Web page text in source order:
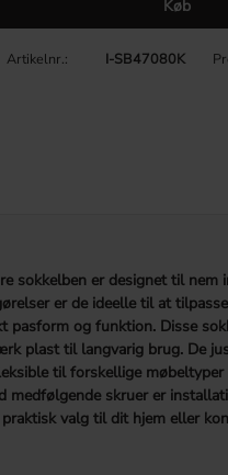
Køb
Artikelnr. I-SB47080K
sokkelben er designet til nem
er de ideelle til at
pasform og funktion. Disse
plast til langvarig brug. De
til forskellige møbeltyper
medfølgende skruer er
valg til dit hjem eller